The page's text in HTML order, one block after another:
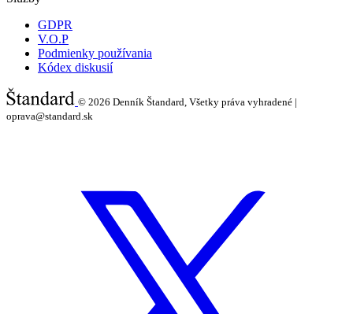
GDPR
V.O.P
Podmienky používania
Kódex diskusií
© 2026 Denník Štandard, Všetky práva vyhradené |
oprava@standard.sk